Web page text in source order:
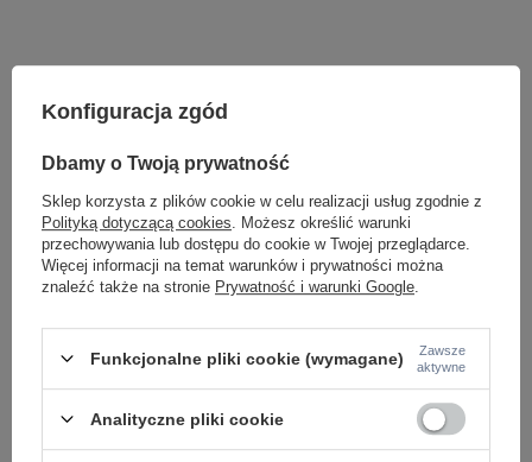
Potrzebujesz pomocy? Masz pytania lub
chcesz lepszą cenę?
dopasowaną do Ciebie..
Konfiguracja zgód
Dbamy o Twoją prywatność
Sklep korzysta z plików cookie w celu realizacji usług zgodnie z
Polityką dotyczącą cookies . Możesz określić warunki
przechowywania lub dostępu do cookie w Twojej przeglądarce.
Więcej informacji na temat warunków i prywatności można
znaleźć także na stronie Prywatność i warunki Google
Funkcjonalne pliki cookie (wymagane)
Zawsze
aktywne
Analityczne pliki cookie